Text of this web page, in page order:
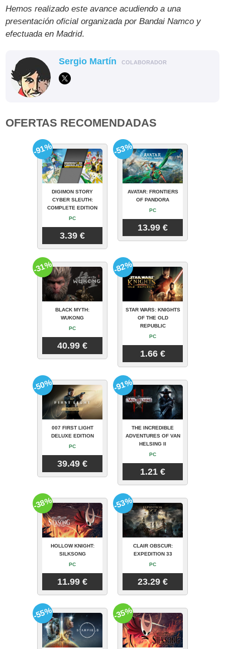
Hemos realizado este avance acudiendo a una
presentación oficial organizada por Bandai Namco y
efectuada en Madrid.
Sergio Martín COLABORADOR
OFERTAS RECOMENDADAS
DIGIMON STORY
CYBER SLEUTH:
COMPLETE EDITION
PC
3.39 €
-91%
AVATAR: FRONTIERS
OF PANDORA
PC
13.99 €
-53%
BLACK MYTH:
WUKONG
PC
40.99 €
-31%
STAR WARS: KNIGHTS
OF THE OLD
REPUBLIC
PC
1.66 €
-82%
007 FIRST LIGHT
DELUXE EDITION
PC
39.49 €
-50%
THE INCREDIBLE
ADVENTURES OF VAN
HELSING II
PC
1.21 €
-91%
HOLLOW KNIGHT:
SILKSONG
PC
11.99 €
-38%
CLAIR OBSCUR:
EXPEDITION 33
PC
23.29 €
-53%
-55% -35%